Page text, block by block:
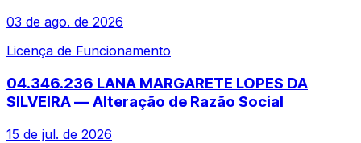
03 de ago. de 2026
Licença de Funcionamento
04.346.236 LANA MARGARETE LOPES DA
SILVEIRA — Alteração de Razão Social
15 de jul. de 2026